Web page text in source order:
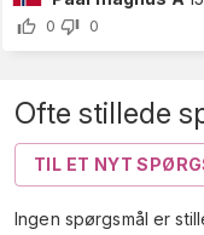
0 0
Ofte stillede
TIL ET NYT
Ingen spørgsmål er